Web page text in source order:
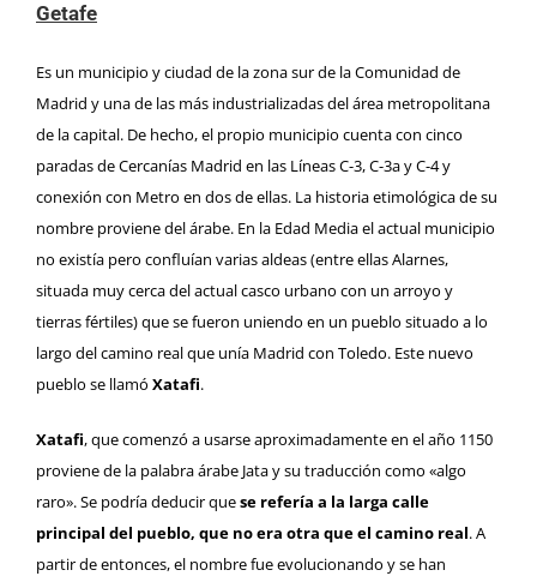
Getafe
Es un municipio y ciudad de la zona sur de la Comunidad de
Madrid y una de las más industrializadas del área metropolitana
de la capital. De hecho, el propio municipio cuenta con cinco
paradas de Cercanías Madrid en las Líneas C-3, C-3a y C-4y
conexión con Metro en dos de ellas. La historia etimológica de su
nombre proviene del árabe. En la Edad Media el actual municipio
no existía pero confluían varias aldeas (entre ellas Alarnes,
situada muy cerca del actual casco urbano con un arroyo y
tierras fértiles) que se fueron uniendo en un pueblo situado a lo
largo del camino real que unía Madrid con Toledo. Este nuevo
pueblo se llamó Xatafi.
Xatafi, que comenzó a usarse aproximadamente en el año 1150
proviene de la palabra árabe Jata y su traducción como «algo
raro». Se podría deducir quese refería a la larga calle
principal del pueblo, que no era otra que el camino real. A
partir de entonces, el nombre fue evolucionando y se han